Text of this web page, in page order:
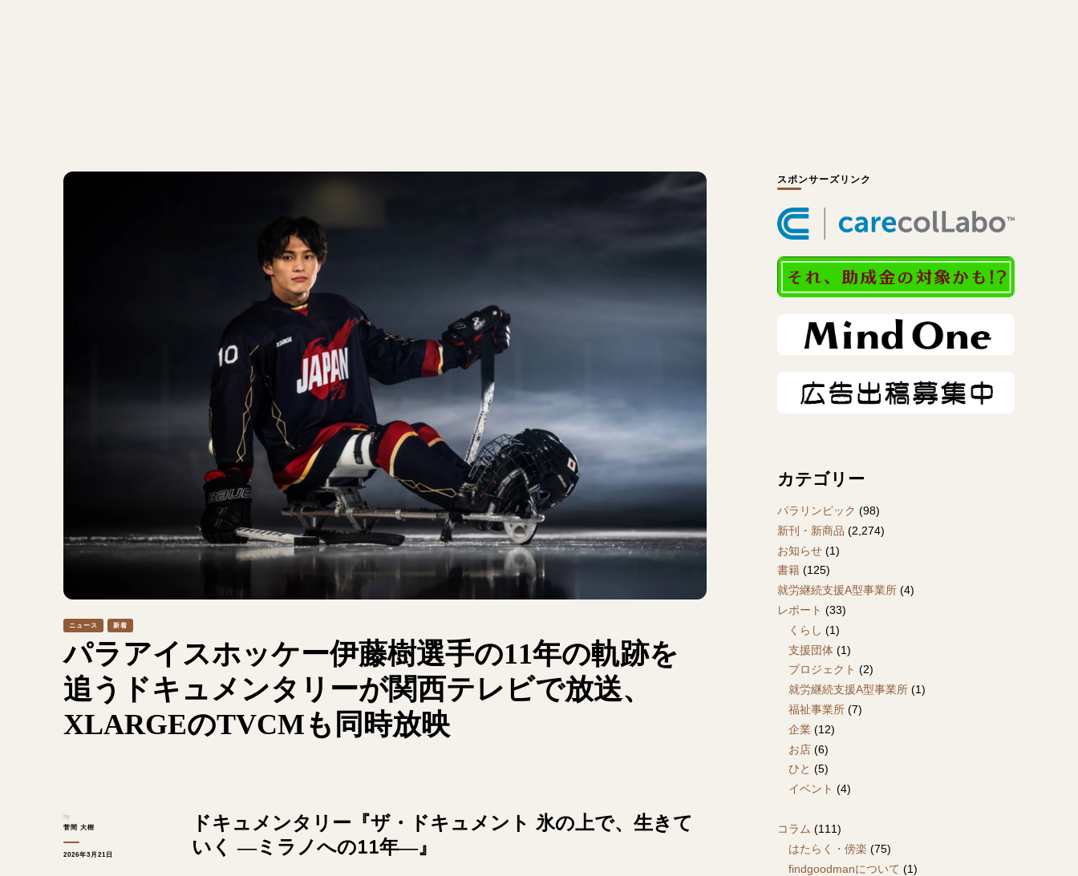
ニュース 新着
パラアイスホッケー伊藤樹選手の11年の軌跡を
追うドキュメンタリーが関西テレビで放送、
XLARGEのTVCMも同時放映
by
菅間 大樹
2026年3月21日
ドキュメンタリー『ザ・ドキュメント 氷の上で、生きて
いく ―ミラノへの11年―』
スポンサーズリンク
カテゴリー
パラリンピック (98)
新刊・新商品 (2,274)
お知らせ(1)
書籍(125)
就労継続支援A型事業所(4)
レポート (33)
くらし (1)
支援団体(1)
プロジェクト (2)
就労継続支援A型事業所(1)
福祉事業所(7)
企業(12)
お店(6)
ひと (5)
イベント (4)
コラム (111)
はたらく・傍楽 (75)
findgoodmanについて (1)